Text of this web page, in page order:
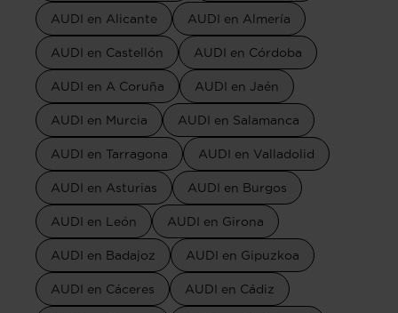
AUDI en Alicante AUDI en Almería
AUDI en Castellón AUDI en Córdoba
AUDI en A Coruña AUDI en Jaén
AUDI en Murcia AUDI en Salamanca
AUDI en Tarragona AUDI en Valladolid
AUDI en Asturias AUDI en Burgos
AUDI en León AUDI en Girona
AUDI en Badajoz AUDI en Gipuzkoa
AUDI en Cáceres AUDI en Cádiz